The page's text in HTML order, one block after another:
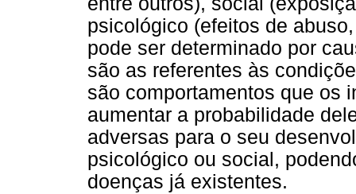
psicológico (efeitos de
pode ser determinado por
são as referentes às
são comportamentos que os
aumentar a probabilidade
adversas para o seu
psicológico ou social,
doenças já existentes.